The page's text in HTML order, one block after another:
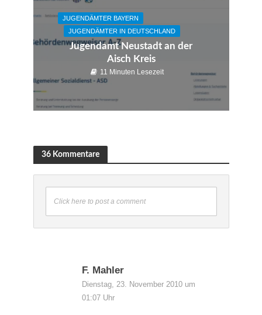
JUGENDÄMTER BAYERN
JUGENDÄMTER IN DEUTSCHLAND
Jugendamt Neustadt an der
Aisch Kreis
11 Minuten Lesezeit
36 Kommentare
Click here to post a comment
F. Mahler
Dienstag, 23. November 2010 um
01:07 Uhr